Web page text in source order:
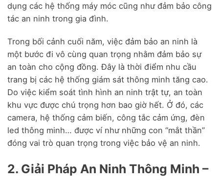
dụng các hệ thống máy móc cũng như đảm bảo công
tác an ninh trong gia đình.
Trong bối cảnh cuối năm, việc đảm bảo an ninh là
một bước đi vô cùng quan trọng nhằm đảm bảo sự
an toàn cho cộng đồng. Đây là thời điểm nhu cầu
trang bị các hệ thống giám sát thông minh tăng cao.
Do việc kiểm soát tình hình an ninh trật tự, an toàn
khu vực được chú trọng hơn bao giờ hết. Ở đó, các
camera, hệ thống cảm biến, công tắc cảm ứng, đèn
led thông minh… được ví như những con “mắt thần”
đóng vai trò quan trọng trong việc bảo vệ an ninh.
2. Giải Pháp An Ninh Thông Minh –